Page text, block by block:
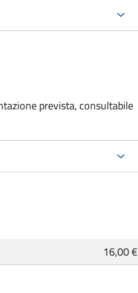
prevista, consultabile
16,00 €